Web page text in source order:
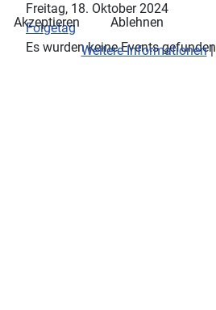
Freitag, 18. Oktober 2024
Folgetag
Es wurden keine Events gefunden
Akzeptieren
Ablehnen
Weitere Informationen|